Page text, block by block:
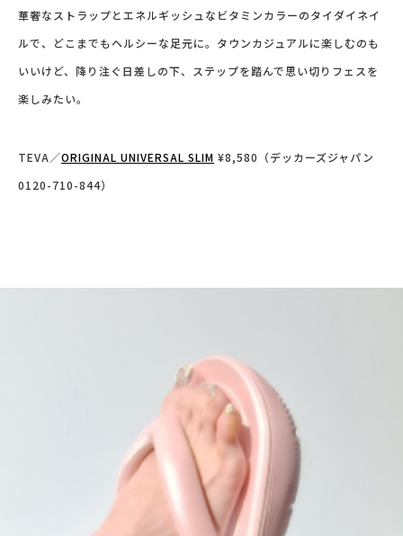
華奢なストラップとエネルギッシュなビタミンカラーのタイダイネイ
ルで、どこまでもヘルシーな足元に。タウンカジュアルに楽しむのも
いいけど、 降り注ぐ日差しの下、ステップを踏んで思い切りフェスを
楽しみたい。
TEVA／ORIGINAL UNIVERSAL SLIM ¥8,580（デッカーズジャパン
0120-710-844）